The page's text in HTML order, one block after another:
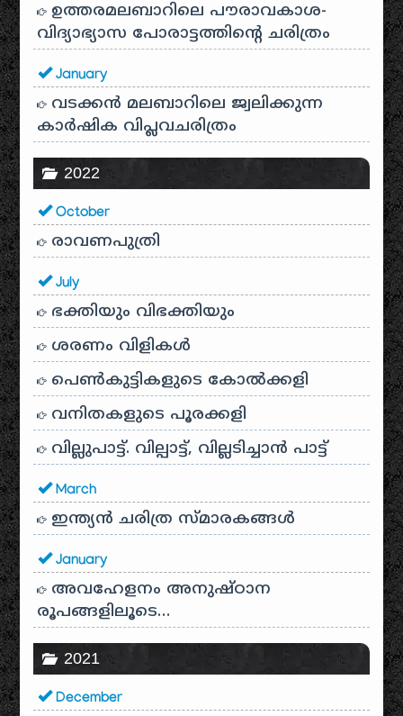
ഉത്തരമലബാറിലെ പൗരാവകാശ-
വിദ്യാഭ്യാസ പോരാട്ടത്തിന്റെ ചരിത്രം
January
വടക്കൻ മലബാറിലെ ജ്വലിക്കുന്ന
കാർഷിക വിപ്ലവചരിത്രം
2022
October
രാവണപുത്രി
July
ഭക്തിയും വിഭക്തിയും
ശരണം വിളികൾ
പെൺകുട്ടികളുടെ കോൽക്കളി
വനിതകളുടെ പൂരക്കളി
വില്ലുപാട്ട്. വില്പാട്ട്, വില്ലടിച്ചാൻ പാട്ട്
March
ഇന്ത്യൻ ചരിത്ര സ്മാരകങ്ങൾ
January
അവഹേളനം അനുഷ്ഠാന
രൂപങ്ങളിലൂടെ…
2021
December